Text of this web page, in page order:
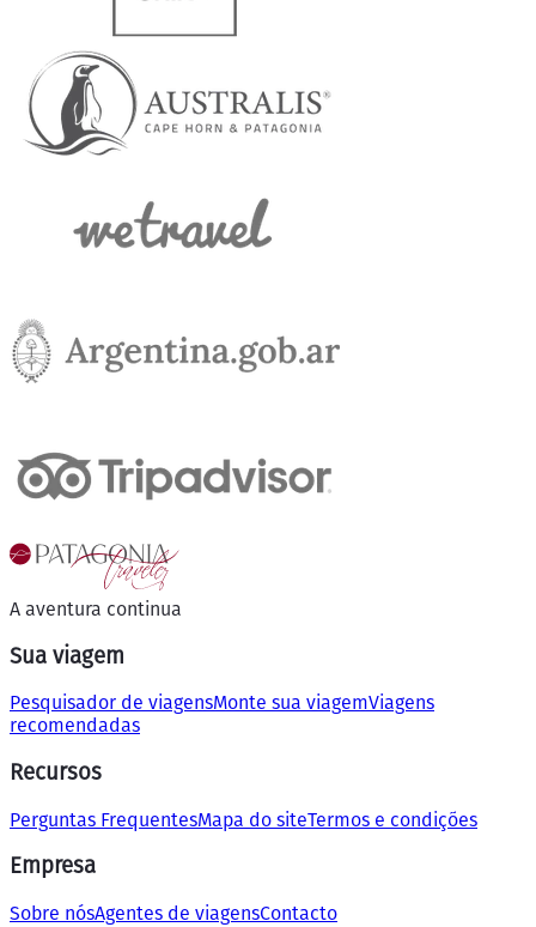
A aventura continua
Sua viagem
Pesquisador de viagensMonte sua viagemViagens
recomendadas
Recursos
Perguntas FrequentesMapa do siteTermos e condições
Empresa
Sobre nósAgentes de viagensContacto